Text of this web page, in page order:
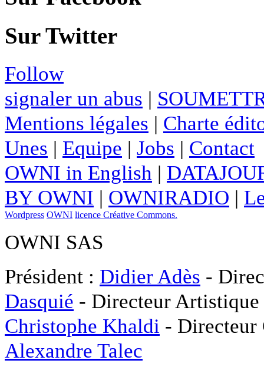
Sur Twitter
Follow
signaler un abus |
Mentions légales | Charte
Unes | Equipe | Jobs | Contact
OWNI in English |
BY OWNI | OWNIRADIO |
Wordpress OWNI licence Créative Commons.
OWNI SAS
Président : Didier Adès -
Dasquié - Directeur
Christophe Khaldi -
Alexandre Talec